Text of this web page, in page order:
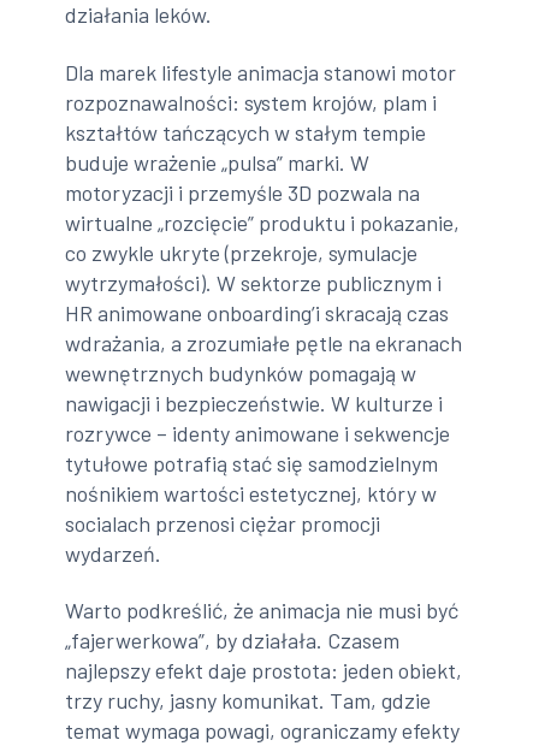
działania leków.
Dla marek lifestyle animacja stanowi motor
rozpoznawalności: system krojów, plam i
kształtów tańczących w stałym tempie
buduje wrażenie „pulsa” marki. W
motoryzacji i przemyśle 3D pozwala na
wirtualne „rozcięcie” produktu i pokazanie,
co zwykle ukryte (przekroje, symulacje
wytrzymałości). W sektorze publicznym i
HR animowane onboarding’i skracają czas
wdrażania, a zrozumiałe pętle na ekranach
wewnętrznych budynków pomagają w
nawigacji i bezpieczeństwie. W kulturze i
rozrywce – identy animowane i sekwencje
tytułowe potrafią stać się samodzielnym
nośnikiem wartości estetycznej, który w
socialach przenosi ciężar promocji
wydarzeń.
Warto podkreślić, że animacja nie musi być
„fajerwerkowa”, by działała. Czasem
najlepszy efekt daje prostota: jeden obiekt,
trzy ruchy, jasny komunikat. Tam, gdzie
temat wymaga powagi, ograniczamy efekty